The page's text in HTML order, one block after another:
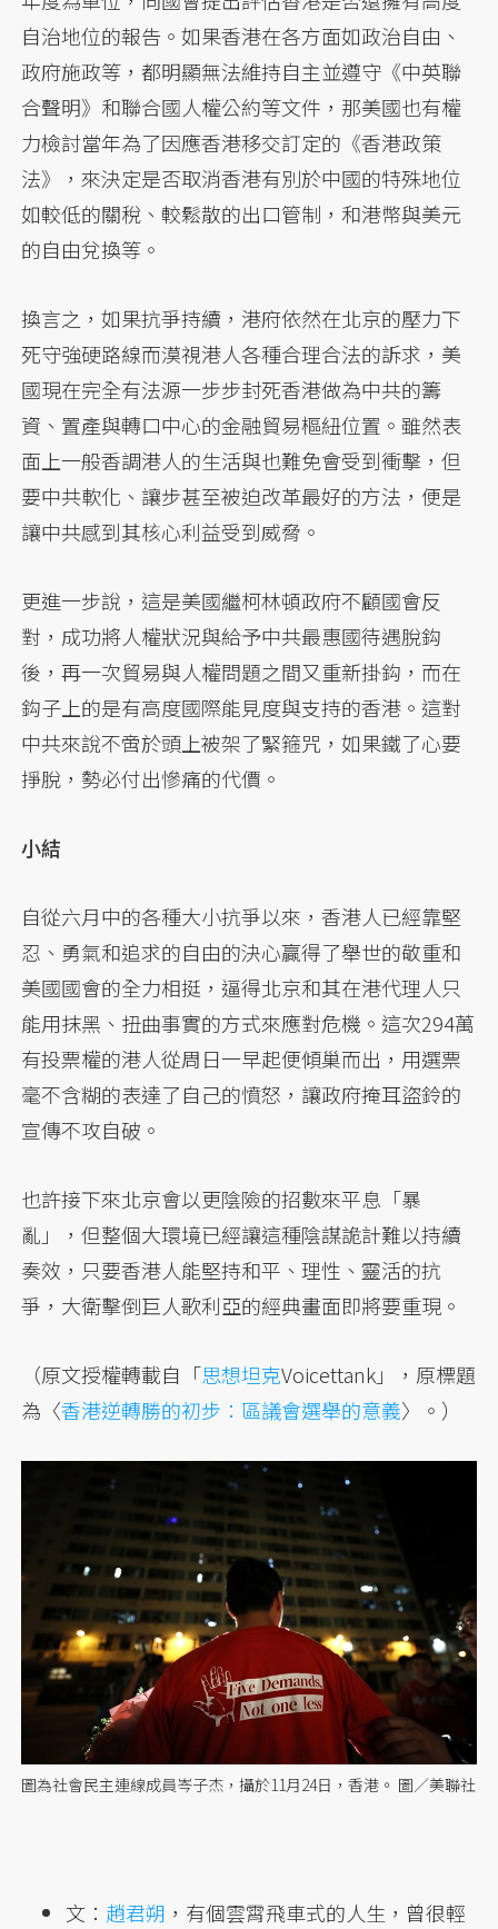
自治地位的報告。如果香港在各方面如政治自由、
政府施政等，都明顯無法維持自主並遵守《中英聯
合聲明》和聯合國人權公約等文件，那美國也有權
力檢討當年為了因應香港移交訂定的《香港政策
法》，來決定是否取消香港有別於中國的特殊地位
如較低的關稅、較鬆散的出口管制，和港幣與美元
的自由兌換等。
換言之，如果抗爭持續，港府依然在北京的壓力下
死守強硬路線而漠視港人各種合理合法的訴求，美
國現在完全有法源一步步封死香港做為中共的籌
資、置產與轉口中心的金融貿易樞紐位置。雖然表
面上一般香調港人的生活與也難免會受到衝擊，但
要中共軟化、讓步甚至被迫改革最好的方法，便是
讓中共感到其核心利益受到威脅。
更進一步說，這是美國繼柯林頓政府不顧國會反
對，成功將人權狀況與給予中共最惠國待遇脫鈎
後，再一次貿易與人權問題之間又重新掛鈎，而在
鈎子上的是有高度國際能見度與支持的香港。這對
中共來說不啻於頭上被架了緊箍咒，如果鐵了心要
掙脫，勢必付出慘痛的代價。
小結
自從六月中的各種大小抗爭以來，香港人已經靠堅
忍、勇氣和追求的自由的決心贏得了舉世的敬重和
美國國會的全力相挺，逼得北京和其在港代理人只
能用抹黑、扭曲事實的方式來應對危機。這次294萬
有投票權的港人從周日一早起便傾巢而出，用選票
毫不含糊的表達了自己的憤怒，讓政府掩耳盜鈴的
宣傳不攻自破。
也許接下來北京會以更陰險的招數來平息「暴
亂」，但整個大環境已經讓這種陰謀詭計難以持續
奏效，只要香港人能堅持和平、理性、靈活的抗
爭，大衛擊倒巨人歌利亞的經典畫面即將要重現。
（原文授權轉載自「思想坦克Voicettank」，原標題
為〈香港逆轉勝的初步：區議會選舉的意義〉。）
圖為社會民主連線成員岑子杰，攝於11月24日，香港。 圖／美聯社
文： 趙君朔 ，有個雲霄飛車式的人生，曾很輕